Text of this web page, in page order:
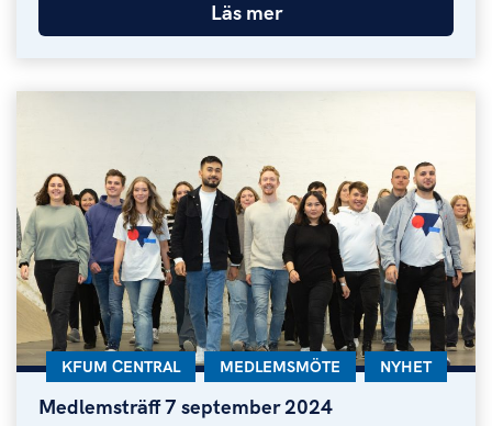
Läs mer
Medlemsträff 7 september 2024
Medlemsträff 7 september 2024
KATEGORI:
KFUM CENTRAL KATEGORI:
MEDLEMSMÖTE KATEGORI:
NYHET